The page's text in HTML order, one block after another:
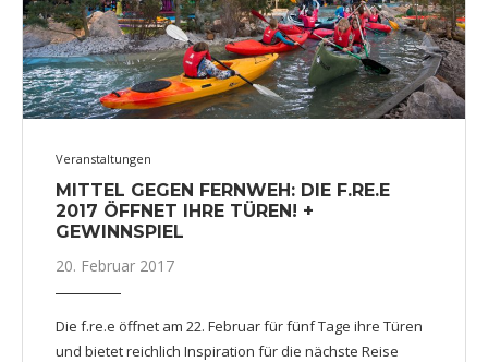
Veranstaltungen
MITTEL GEGEN FERNWEH: DIE F.RE.E
2017 ÖFFNET IHRE TÜREN! +
GEWINNSPIEL
20. Februar 2017
Die f.re.e öffnet am 22. Februar für fünf Tage ihre Türen
und bietet reichlich Inspiration für die nächste Reise